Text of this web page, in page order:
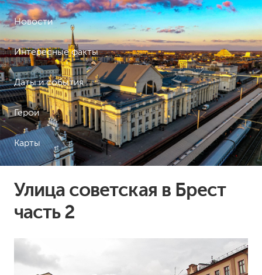
Новости
Интересные факты
Даты и события
Герои
Карты
Улица советская в Брест
часть 2